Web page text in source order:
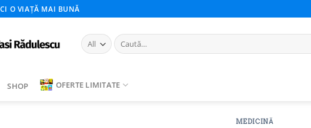
O VIAȚĂ MAI BUNĂ
Caută
după:
SHOP OFERTE LIMITATE
MEDICINĂ